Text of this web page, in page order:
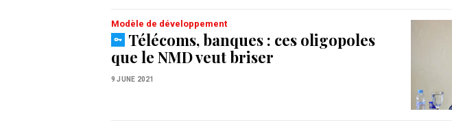
Modèle de développement
Télécoms, banques : ces oligopoles
que le NMD veut briser
9 JUNE 2021